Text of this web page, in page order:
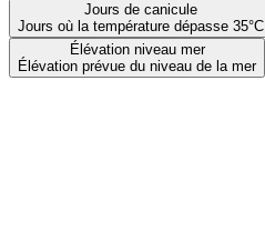
Jours de canicule
Jours où la température dépasse 35°C
Élévation niveau mer
Élévation prévue du niveau de la mer